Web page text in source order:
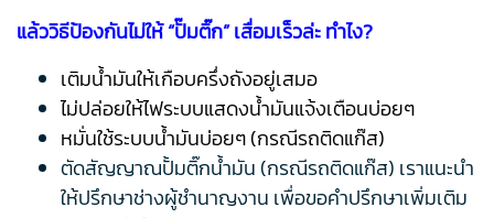
แล้ววิธีป้องกันไม่ให้ “ปั๊มติ๊ก” เสื่อมเร็วล่ะ ทำไง?
เติมน้ำมันให้เกือบครึ่งถังอยู่เสมอ
ไม่ปล่อยให้ไฟระบบแสดงน้ำมันแจ้งเตือนบ่อยๆ
หมั่นใช้ระบบน้ำมันบ่อยๆ (กรณีรถติดแก๊ส)
ตัดสัญญาณปั้มติ๊กน้ำมัน (กรณีรถติดแก๊ส) เราแนะนำ
ให้ปรึกษาช่างผู้ชำนาญงาน เพื่อขอคำปรึกษาเพิ่มเติม